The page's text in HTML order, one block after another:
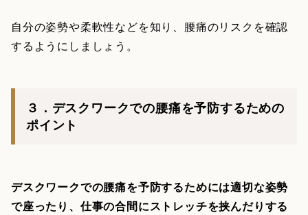
自分の姿勢や柔軟性などを知り、腰痛のリスクを確認
するようにしましょう。
３．デスクワークでの腰痛を予防するための
ポイント
デスクワークでの腰痛を予防するためには適切な姿勢
で座ったり、仕事の合間にストレッチを挟んだりする